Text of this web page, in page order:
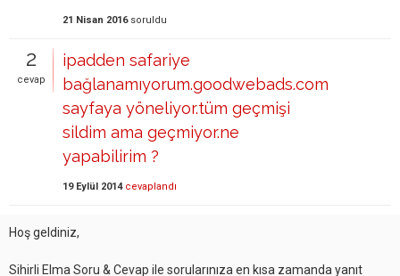
21 Nisan 2016 soruldu
2
cevap
ipadden safariye
bağlanamıyorum.goodwebads.com
sayfaya yöneliyor.tüm geçmişi
sildim ama geçmiyor.ne
yapabilirim ?
19 Eylül 2014 cevaplandı
Hoş geldiniz,
Sihirli Elma Soru & Cevap ile sorularınıza en kısa zamanda yanıt